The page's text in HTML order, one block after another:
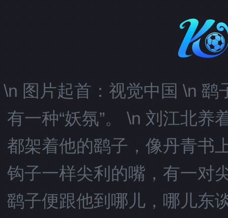
\n 图片起首：视觉中国 \n 鹞
有一种“妖氛”。 \n 刘江北
都架着他的鹞子，像丹青书
钩子一样尖利的嘴，有一对
鹞子便跟他到哪儿，哪儿东